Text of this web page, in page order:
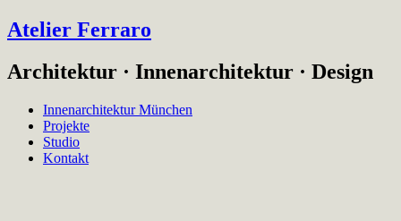
Atelier Ferraro
Architektur · Innenarchitektur · Design
Innenarchitektur München
Projekte
Studio
Kontakt